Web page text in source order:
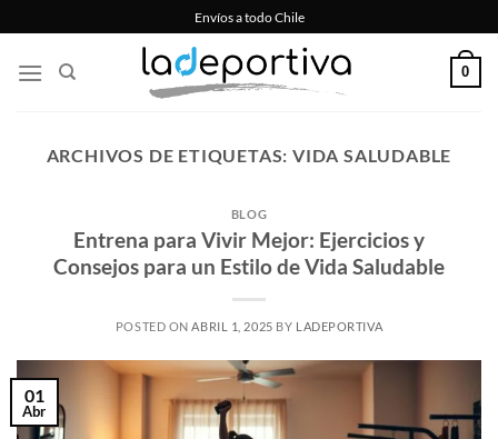
al
contenido
Envíos a todo Chile
0
ARCHIVOS DE ETIQUETAS:VIDA SALUDABLE
BLOG
Entrena para Vivir Mejor: Ejercicios y
Consejos para un Estilo de Vida Saludable
POSTED ON ABRIL 1, 2025 BY LADEPORTIVA
01
Abr